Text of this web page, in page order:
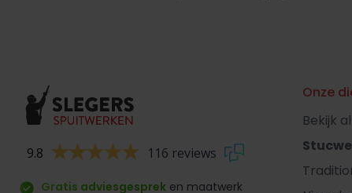
9.8 116 reviews
Gratis adviesgesprek en maatwerk
Onze
Bekijk